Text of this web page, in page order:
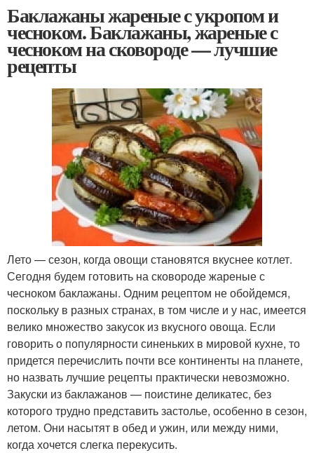
Баклажаны жареные с укропом и
чесноком. Баклажаны, жареные с
чесноком на сковороде — лучшие
рецепты
Лето — сезон, когда овощи становятся вкуснее котлет.
Сегодня будем готовить на сковороде жареные с
чесноком баклажаны. Одним рецептом не обойдемся,
поскольку в разных странах, в том числе и у нас, имеется
велико множество закусок из вкусного овоща. Если
говорить о популярности синеньких в мировой кухне, то
придется перечислить почти все континенты на планете,
но назвать лучшие рецепты практически невозможно.
Закуски из баклажанов — поистине деликатес, без
которого трудно представить застолье, особенно в сезон,
летом. Они насытят в обед и ужин, или между ними,
когда хочется слегка перекусить.